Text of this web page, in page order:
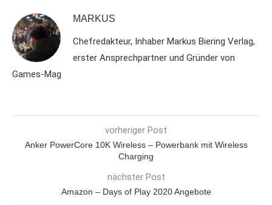
MARKUS
Chefredakteur, Inhaber Markus Biering Verlag,
erster Ansprechpartner und Gründer von
Games-Mag
vorheriger Post
Anker PowerCore 10K Wireless – Powerbank mit Wireless
Charging
nächster Post
Amazon – Days of Play 2020 Angebote